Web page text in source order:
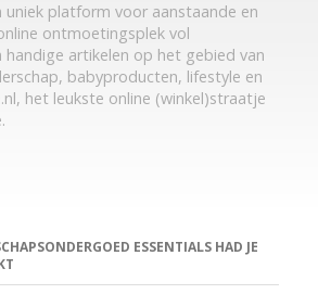
uniek platform voor aanstaande en
ontmoetingsplek vol
handige artikelen op het gebied van
babyproducten, lifestyle en
het leukste online (winkel)straatje
ESSENTIALS HAD JE